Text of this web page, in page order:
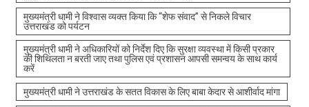
मुख्यमंत्री धामी ने विश्वास व्यक्त किया कि “शेफ संवाद” से निकले विचार
उत्तराखंड को पर्यटन
मुख्यमंत्री धामी ने अधिकारियों को निर्देश दिए कि सुरक्षा व्यवस्था में किसी प्रकार
की शिथिलता न बरती जाए तथा पुलिस एवं प्रशासन आपसी समन्वय के साथ कार्य
करें
मुख्यमंत्री धामी ने उत्तराखंड के सतत विकास के लिए बाबा केदार से आशीर्वाद मांगा